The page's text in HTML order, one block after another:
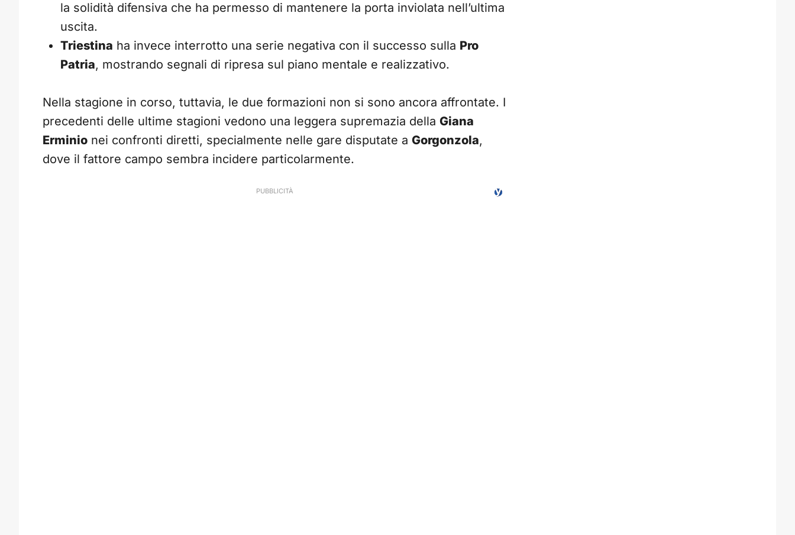
la solidità difensiva che ha permesso di mantenere la porta inviolata nell’ultima
uscita.
Triestina ha invece interrotto una serie negativa con il successo sulla Pro
Patria, mostrando segnali di ripresa sul piano mentale e realizzativo.
Nella stagione in corso, tuttavia, le due formazioni non si sono ancora affrontate. I
precedenti delle ultime stagioni vedono una leggera supremazia della Giana
Erminio nei confronti diretti, specialmente nelle gare disputate a Gorgonzola,
dove il fattore campo sembra incidere particolarmente.